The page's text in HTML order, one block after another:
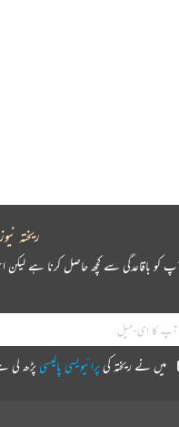
ریختہ
کو باقاعدگی سے کچھ حاصل کرنا ہے
میں نے ریختہ کیپرائیویسی پالیسیپڑھ لی